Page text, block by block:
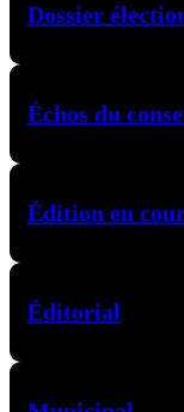
Dossier
Échos du
Édition en
Éditorial